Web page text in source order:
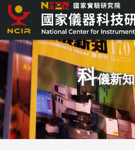
科儀新知